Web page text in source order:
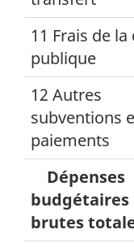
11 Frais de
publique
12 Autres
subventions
paiements
Dépenses
budgétaires
brutes